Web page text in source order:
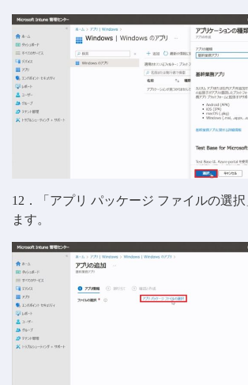
12．「アプリ パッケージ ファイルの選
ます。